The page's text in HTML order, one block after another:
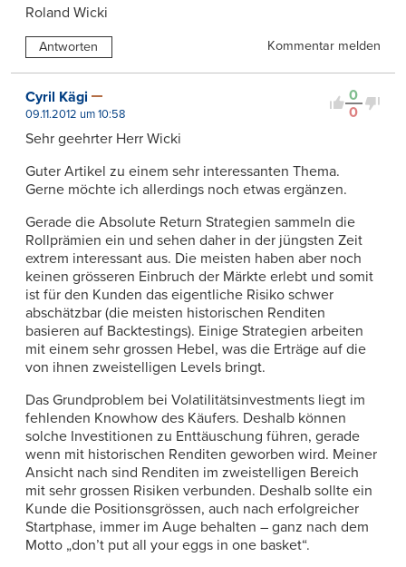
Roland Wicki
Antworten Kommentar melden
0
0
Cyril Kägi
09.11.2012 um 10:58
Sehr geehrter Herr Wicki
Guter Artikel zu einem sehr interessanten Thema.
Gerne möchte ich allerdings noch etwas ergänzen.
Gerade die Absolute Return Strategien sammeln die
Rollprämien ein und sehen daher in der jüngsten Zeit
extrem interessant aus. Die meisten haben aber noch
keinen grösseren Einbruch der Märkte erlebt und somit
ist für den Kunden das eigentliche Risiko schwer
abschätzbar (die meisten historischen Renditen
basieren auf Backtestings). Einige Strategien arbeiten
mit einem sehr grossen Hebel, was die Erträge auf die
von ihnen zweistelligen Levels bringt.
Das Grundproblem bei Volatilitätsinvestments liegt im
fehlenden Knowhow des Käufers. Deshalb können
solche Investitionen zu Enttäuschung führen, gerade
wenn mit historischen Renditen geworben wird. Meiner
Ansicht nach sind Renditen im zweistelligen Bereich
mit sehr grossen Risiken verbunden. Deshalb sollte ein
Kunde die Positionsgrössen, auch nach erfolgreicher
Startphase, immer im Auge behalten – ganz nach dem
Motto „don’t put all your eggs in one basket“.